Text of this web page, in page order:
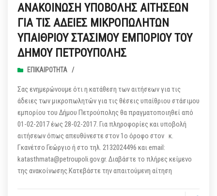
ΑΝΑΚΟΙΝΩΣΗ ΥΠΟΒΟΛΗΣ ΑΙΤΗΣΕΩΝ
ΓΙΑ ΤΙΣ ΑΔΕΙΕΣ ΜΙΚΡΟΠΩΛΗΤΩΝ
ΥΠΑΙΘΡΙΟΥ ΣΤΑΣΙΜΟΥ ΕΜΠΟΡΙΟΥ ΤΟΥ
ΔΗΜΟΥ ΠΕΤΡΟΥΠΟΛΗΣ
ΕΠΙΚΑΙΡΌΤΗΤΑ /
Σας ενημερώνουμε ότι η κατάθεση των αιτήσεων για τις
άδειες των μικροπωλητών για τις θέσεις υπαίθριου στάσιμου
εμπορίου του Δήμου Πετρούπολης θα πραγματοποιηθεί από
01-02-2017 έως 28-02-2017. Για πληροφορίες και υποβολή
αιτήσεων όπως απευθύνεστε στον 1ο όροφο στον κ.
Γκανέτσο Γεώργιο ή στο τηλ. 2132024496 και email:
katasthmata@petroupoli.gov.gr. Διαβάστε το πλήρες κείμενο
της ανακοίνωσης.Κατεβάστε την απαιτούμενη αίτηση